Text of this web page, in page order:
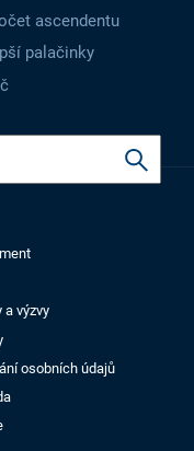
ascendentu
palačinky
a výzvy
osobních údajů